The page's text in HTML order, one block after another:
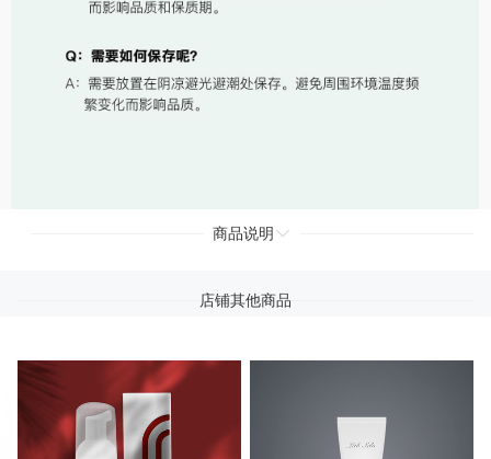
商品说明
店铺其他商品